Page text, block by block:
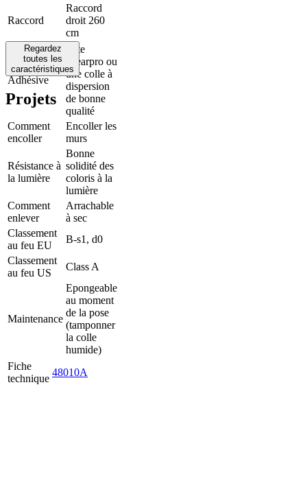
Raccord
Raccord
droit 260
cm
Adhésive
Arte
Clearpro ou
une colle à
dispersion
de bonne
qualité
Comment
encoller
Encoller les
murs
Résistance à
la lumière
Bonne
solidité des
coloris à la
lumière
Comment
enlever
Arrachable
à sec
Classement
au feu EU
B-s1, d0
Classement
au feu US
Class A
Maintenance
Epongeable
au moment
de la pose
(tamponner
la colle
humide)
Fiche
technique
48010A
Regardez
toutes les
caractéristiques
Projets